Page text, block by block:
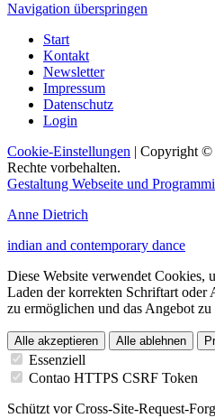
Navigation überspringen
Start
Kontakt
Newsletter
Impressum
Datenschutz
Login
Cookie-Einstellungen | Copyright ©
Rechte vorbehalten.
Gestaltung Webseite und
Anne Dietrich
indian and contemporary dance
Diese Website verwendet Cookies,
Laden der korrekten Schriftart oder
zu ermöglichen und das Angebot zu
Alle akzeptieren Alle ablehnen
Essenziell
Contao HTTPS CSRF Token
Schützt vor Cross-Site-Request-